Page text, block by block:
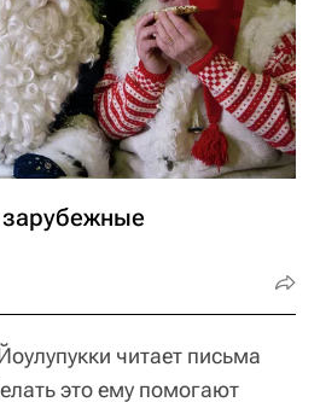
читает письма
это ему помогают